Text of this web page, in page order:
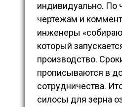
индивидуально. По
чертежам и
инженеры
который
производство.
прописываются в
сотрудничества.
силосы для зерна